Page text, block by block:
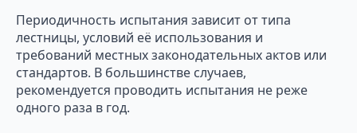
Периодичность испытания зависит от типа
лестницы, условий её использования и
требований местных законодательных актов или
стандартов. В большинстве случаев,
рекомендуется проводить испытания не реже
одного раза в год.